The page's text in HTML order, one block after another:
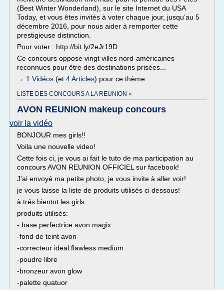
(Best Winter Wonderland), sur le site Internet du USA
Today, et vous êtes invités à voter chaque jour, jusqu’au 5
décembre 2016, pour nous aider à remporter cette
prestigieuse distinction.
Pour voter : http://bit.ly/2eJr19D
Ce concours oppose vingt villes nord-américaines
reconnues pour être des destinations prisées...
→ 1 Vidéos (et 4 Articles) pour ce thème
LISTE DES CONCOURS A LA REUNION »
AVON REUNION makeup concours
voir la vidéo
BONJOUR mes girls!!
Voila une nouvelle video!
Cette fois ci, je vous ai fait le tuto de ma participation au
concours AVON REUNION OFFICIEL sur facebook!
J'ai envoyé ma petite photo, je vous invite à aller voir!
je vous laisse la liste de produits utilisés ci dessous!
à trés bientot les girls
produits utilisés:
- base perfectrice avon magix
-fond de teint avon
-correcteur ideal flawless medium
-poudre libre
-bronzeur avon glow
-palette quatuor